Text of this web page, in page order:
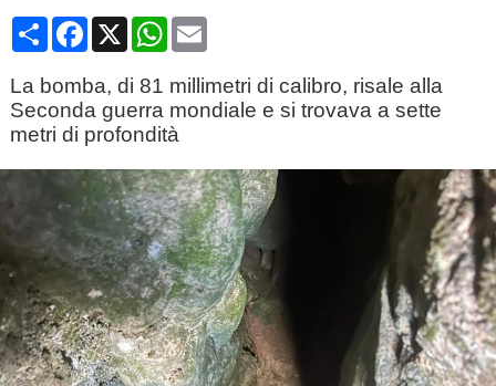
CondividiFacebook
X WhatsApp
Email
La bomba, di 81 millimetri di calibro, risale alla
Seconda guerra mondiale e si trovava a sette
metri di profondità